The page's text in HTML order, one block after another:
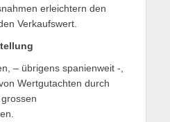
erleichtern den
Verkaufswert.
– übrigens spanienweit -,
Wertgutachten durch